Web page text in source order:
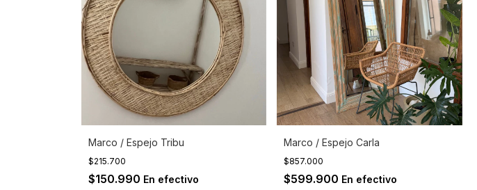
Marco / Espejo Tribu
$215.700
$150.990 En efectivo
Marco / Espejo Carla
$857.000
$599.900 En efectivo